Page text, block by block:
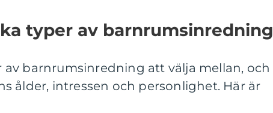
typer av barnrumsinredning
av barnrumsinredning att välja mellan, och
ålder, intressen och personlighet. Här är